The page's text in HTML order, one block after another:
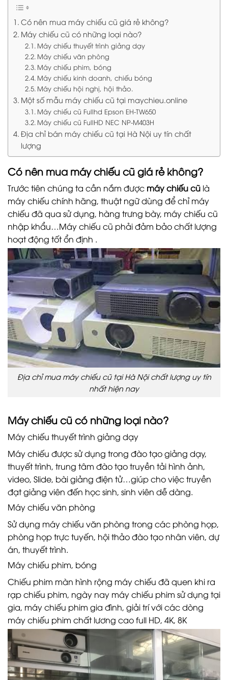
Có nên mua máy chiếu cũ giá rẻ không?
Máy chiếu cũ có những loại nào?
Máy chiếu thuyết trình giảng dạy
Máy chiếu văn phòng
Máy chiếu phim, bóng
Máy chiếu kinh doanh, chiếu bóng
Máy chiếu hội nghị, hội thảo.
Một số mẫu máy chiếu cũ tại maychieu.online
Máy chiếu cũ Fullhd Epson EH-TW650
Máy chiếu cũ FullHD NEC NP-M403H
Địa chỉ bán máy chiếu cũ tại Hà Nội uy tín chất
lượng
Có nên mua máy chiếu cũgiá rẻ không?
Trước tiên chúng ta cần nắm được máy chiếu cũ là
máy chiếu chính hãng, thuật ngữ dùng để chỉ máy
chiếu đã qua sử dụng, hàng trưng bày, máy chiếu cũ
nhập khẩu…Máy chiếu cũ phải đảm bảo chất lượng
hoạt động tốt ổn định .
Địa chỉ mua máy chiếu cũ tại Hà Nội chất lượng uy tín
nhất hiện nay
Máy chiếu cũ có những loại nào?
Máy chiếu thuyết trình giảng dạy
Máy chiếu được sử dụng trong đào tạo giảng dạy,
thuyết trình, trung tâm đào tạo truyền tải hình ảnh,
video, Slide, bài giảng điện tử…giúp cho việc truyền
đạt giảng viên đến học sinh, sinh viên dễ dàng.
Máy chiếu văn phòng
Sử dụng máy chiếu văn phòng trong các phòng họp,
phòng họp trực tuyến, hội thảo đào tạo nhân viên, dự
án, thuyết trình.
Máy chiếu phim, bóng
Chiếu phim màn hình rộng máy chiếu đã quen khi ra
rạp chiếu phim, ngày nay máy chiếu phim sử dụng tại
gia, máy chiếu phim gia đình, giải trí với các dòng
máy chiếu phim chất lương cao full HD, 4K, 8K